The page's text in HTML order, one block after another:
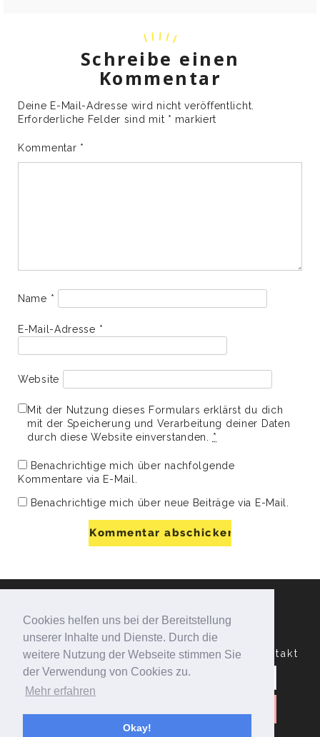
Cookies helfen uns bei der Bereitstellung
unserer Inhalte und Dienste. Durch die
weitere Nutzung der Webseite stimmen Sie
der Verwendung von Cookies zu.
Mehr erfahren
Okay!
Schreibe einen
Kommentar
Deine E-Mail-Adresse wird nicht veröffentlicht.
Erforderliche Felder sind mit * markiert
Kommentar *
Name *
E-Mail-Adresse *
Website
Mit der Nutzung dieses Formulars erklärst du dich
mit der Speicherung und Verarbeitung deiner Daten
durch diese Website einverstanden. *
Benachrichtige mich über nachfolgende
Kommentare via E-Mail.
Benachrichtige mich über neue Beiträge via E-Mail.
Datenschutzerklärung Impressum Kontakt
Suchen
nach: